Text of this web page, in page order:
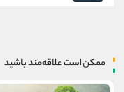
ممکن است علاقه‌مند باشید